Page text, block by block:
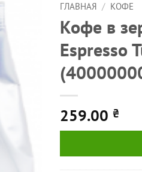
ГЛАВНАЯ / КОФЕ
Кофе в
Espresso
259.00 ₴